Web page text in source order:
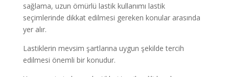
sağlama, uzun ömürlü lastik kullanımı lastik
seçimlerinde dikkat edilmesi gereken konular arasında
yer alır.
Lastiklerin mevsim şartlarına uygun şekilde tercih
edilmesi önemli bir konudur.